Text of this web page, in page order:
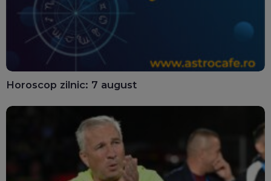
Horoscop zilnic: 7 august